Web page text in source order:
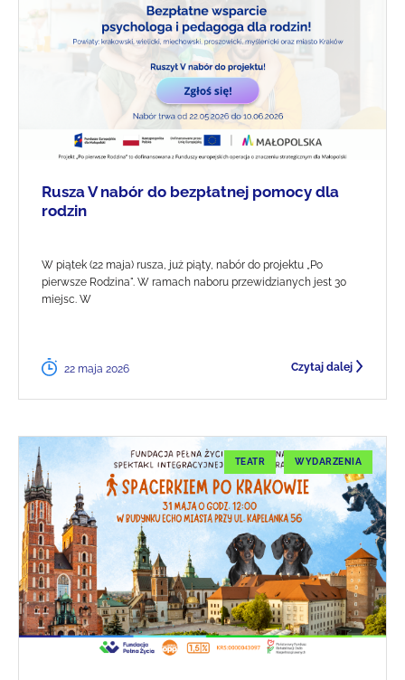
Rusza V nabór do bezpłatnej pomocy dla
rodzin
W piątek (22 maja) rusza, już piąty, nabór do projektu „Po
pierwsze Rodzina". W ramach naboru przewidzianych jest 30
miejsc. W
22 maja 2026 Czytaj dalej
TEATR WYDARZENIA